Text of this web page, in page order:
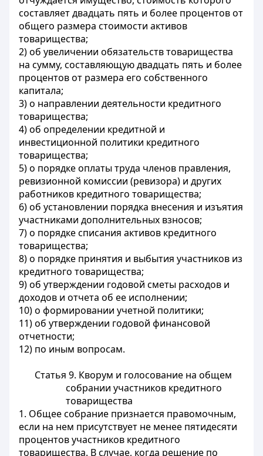
составляет двадцать пять и более процентов от
общего размера стоимости активов
товарищества;
2) об увеличении обязательств товарищества
на сумму, составляющую двадцать пять и более
процентов от размера его собственного
капитала;
3) о направлении деятельности кредитного
товарищества;
4) об определении кредитной и
инвестиционной политики кредитного
товарищества;
5) о порядке оплаты труда членов правления,
ревизионной комиссии (ревизора) и других
работников кредитного товарищества;
6) об установлении порядка внесения и изъятия
участниками дополнительных взносов;
7) о порядке списания активов кредитного
товарищества;
8) о порядке принятия и выбытия участников из
кредитного товарищества;
9) об утверждении годовой сметы расходов и
доходов и отчета об ее исполнении;
10) о формировании учетной политики;
11) об утверждении годовой финансовой
отчетности;
12) по иным вопросам.
Статья 9. Кворум и голосование на общем
собрании участников кредитного
товарищества
1. Общее собрание признается правомочным,
если на нем присутствует не менее пятидесяти
процентов участников кредитного
товарищества. В случае, когда решение по